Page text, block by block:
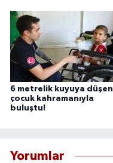
6 metrelik kuyuya düşen
çocuk kahramanıyla
buluştu!
Yorumlar